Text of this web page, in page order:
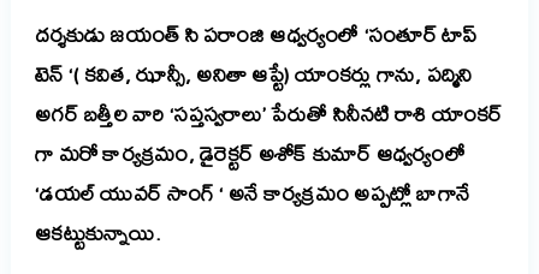
దర్శకుడు జయంత్ సి పరాంజి ఆధ్వర్యంలో ‘సంతూర్ టాప్
టెన్ ‘( కవిత, ఝాన్సీ, అనితా ఆప్టే) యాంకర్లు గాను, పద్మిని
అగర్ బత్తీల వారి ‘సప్తస్వరాలు’ పేరుతో సినీనటి రాశి యాంకర్
గా మరో కార్యక్రమం, డైరెక్టర్ అశోక్ కుమార్ ఆధ్వర్యంలో
‘డయల్ యువర్ సాంగ్ ‘ అనే కార్యక్రమం అప్పట్లో బాగానే
ఆకట్టుకున్నాయి.